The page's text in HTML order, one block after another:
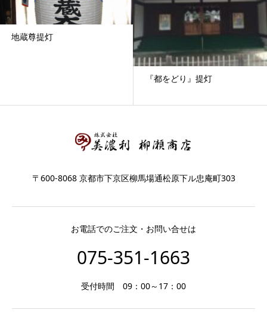
地蔵尊提灯
『都をどり』提灯
〒600-8068 京都市下京区柳馬場通松原下ル忠庵町303
お電話でのご注文・お問い合せは
075-351-1663
受付時間 09：00～17：00